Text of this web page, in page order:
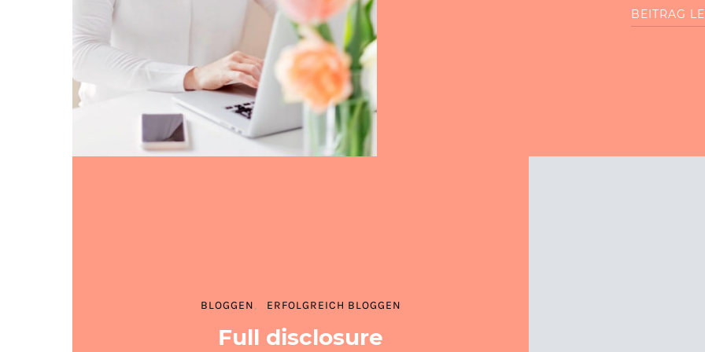
BEITRAG
BLOGGEN ERFOLGREICH BLOGGEN
Full disclosure